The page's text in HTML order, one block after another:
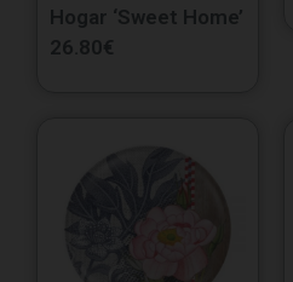
Hogar ‘Sweet Home’
26.80€